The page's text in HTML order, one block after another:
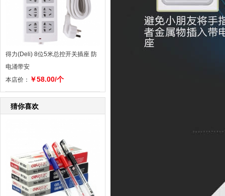
得力(Deli) 8位5米总控开关插座 防
电涌带安
本店价： ￥58.00/个
猜你喜欢